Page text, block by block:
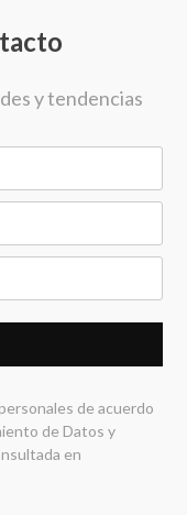
y tendencias
de acuerdo
de Datos y
en